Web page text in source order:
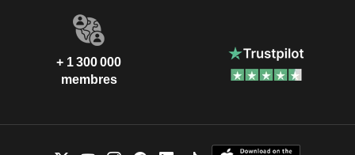
+ 1 300 000
membres